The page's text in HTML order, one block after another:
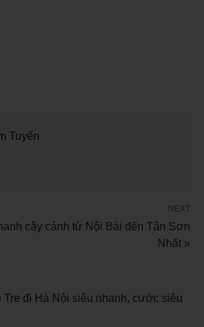
Tuyến
NEXT
cây cảnh từ Nội Bài đến Tân Sơn
Nhất »
đi Hà Nội siêu nhanh, cước siêu